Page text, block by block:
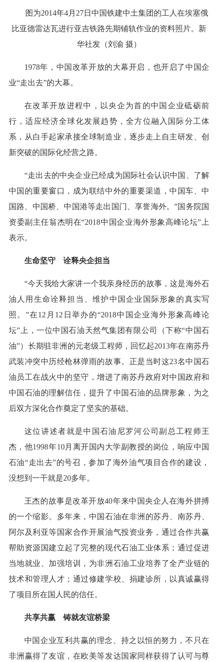
图为2014年4月27日中国铁建中土集团的工人在埃塞俄
比亚德雷达瓦进行亚吉铁路先期铺轨作业的资料照片。新
华社发（刘渝 摄）
1978年，中国改革开放的大幕开启，也开启了中国企
业“走出去”的大幕。
在改革开放进程中，以央企为首的中国企业砥砺前
行，适应经济全球化发展趋势，全方位融入国际分工体
系，从白手起家承接全球制造业，逐步走上自主研发、创
新突破的国际化经营之路。
“走出去的中央企业已经成为国际社会认识中国、了解
中国的重要窗口，成为联结中外的重要渠道，中国车、中
国路、中国桥、中国港等走出国门、享誉海外。”国务院国
资委副主任翁杰明在“2018中国企业海外形象高峰论坛”上
表示。
生命坚守 诠释央企担当
“今天我给大家讲一个我亲身经历的故事，这是海外石
油人用生命诠释担当、维护中国企业国际形象的真实写
照。”在12月12日举办的“2018中国企业海外形象高峰论
坛”上，一位中国石油天然气集团有限公司（下称“中国石
油”）长期驻非洲的元老级工程师，回忆起2013年在南苏丹
武装冲突中历经枪林弹雨的故事。正是当时这23名中国石
油员工在战火中的坚守，增进了南苏丹政府对中国政府和
中国石油的理解信任，提升了中国石油的品牌形象，为之
后双方深化合作奠定了坚实的基础。
这位讲述者就是中国石油尼罗河公司副总工程师王
杰，他1998年10月离开国内大学副教授的岗位，响应中国
石油“走出去”的号召，参加了海外油气项目合作的建设，
没想到一干就是20多年。
王杰的故事是改革开放40年来中国央企人在海外拼搏
的一个缩影。多年来，中国石油在非洲的苏丹、南苏丹、
阿尔及利亚等国家合作开展油气投资业务，通过合作共赢
帮助资源国建立起了完整的现代石油工业体系；通过促进
当地就业、加强培训，为非洲石油工业培养了全产业链的
技术和管理人才；通过修建学校、捐建诊所，以真诚赢得
了项目所在国人民的信任。
共享共赢 铸就友谊桥梁
中国企业互利共赢的理念、持之以恒的努力，不只在
非洲赢得了友谊，在欧美等发达国家同样获得了认可与尊